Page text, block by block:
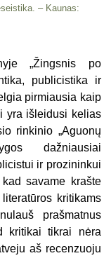
– Kaunas:
„Žingsnis po
publicistika ir
pirmiausia kaip
yra išleidusi kelias
rinkinio „Aguonų
dažniausiai
ir prozininkui
savame krašte
kritikams
prašmatnus
kritikai tikrai nėra
aš recenzuoju